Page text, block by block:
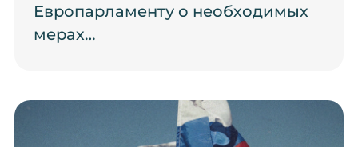
Европарламенту о необходимых
мерах…